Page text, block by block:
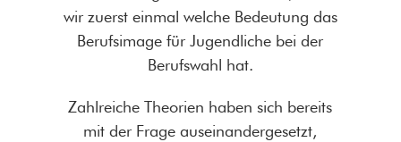
wir zuerst einmal welche Bedeutung das
Berufsimage für Jugendliche bei der
Berufswahl hat.
Zahlreiche Theorien haben sich bereits
mit der Frage auseinandergesetzt,